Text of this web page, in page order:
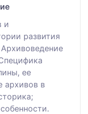
и
развития
ее
архивов в